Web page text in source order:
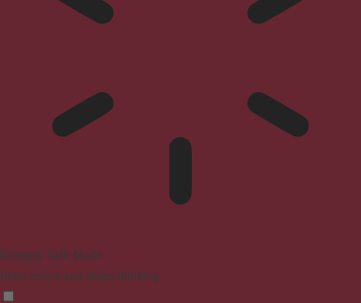
Epilepsy Safe Mode
Dims colors and stops blinking